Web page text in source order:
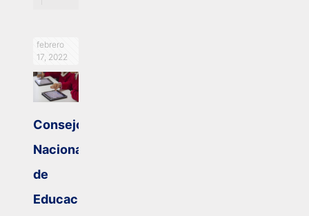
febrero
17, 2022
Consejo
Nacional
de
Educación